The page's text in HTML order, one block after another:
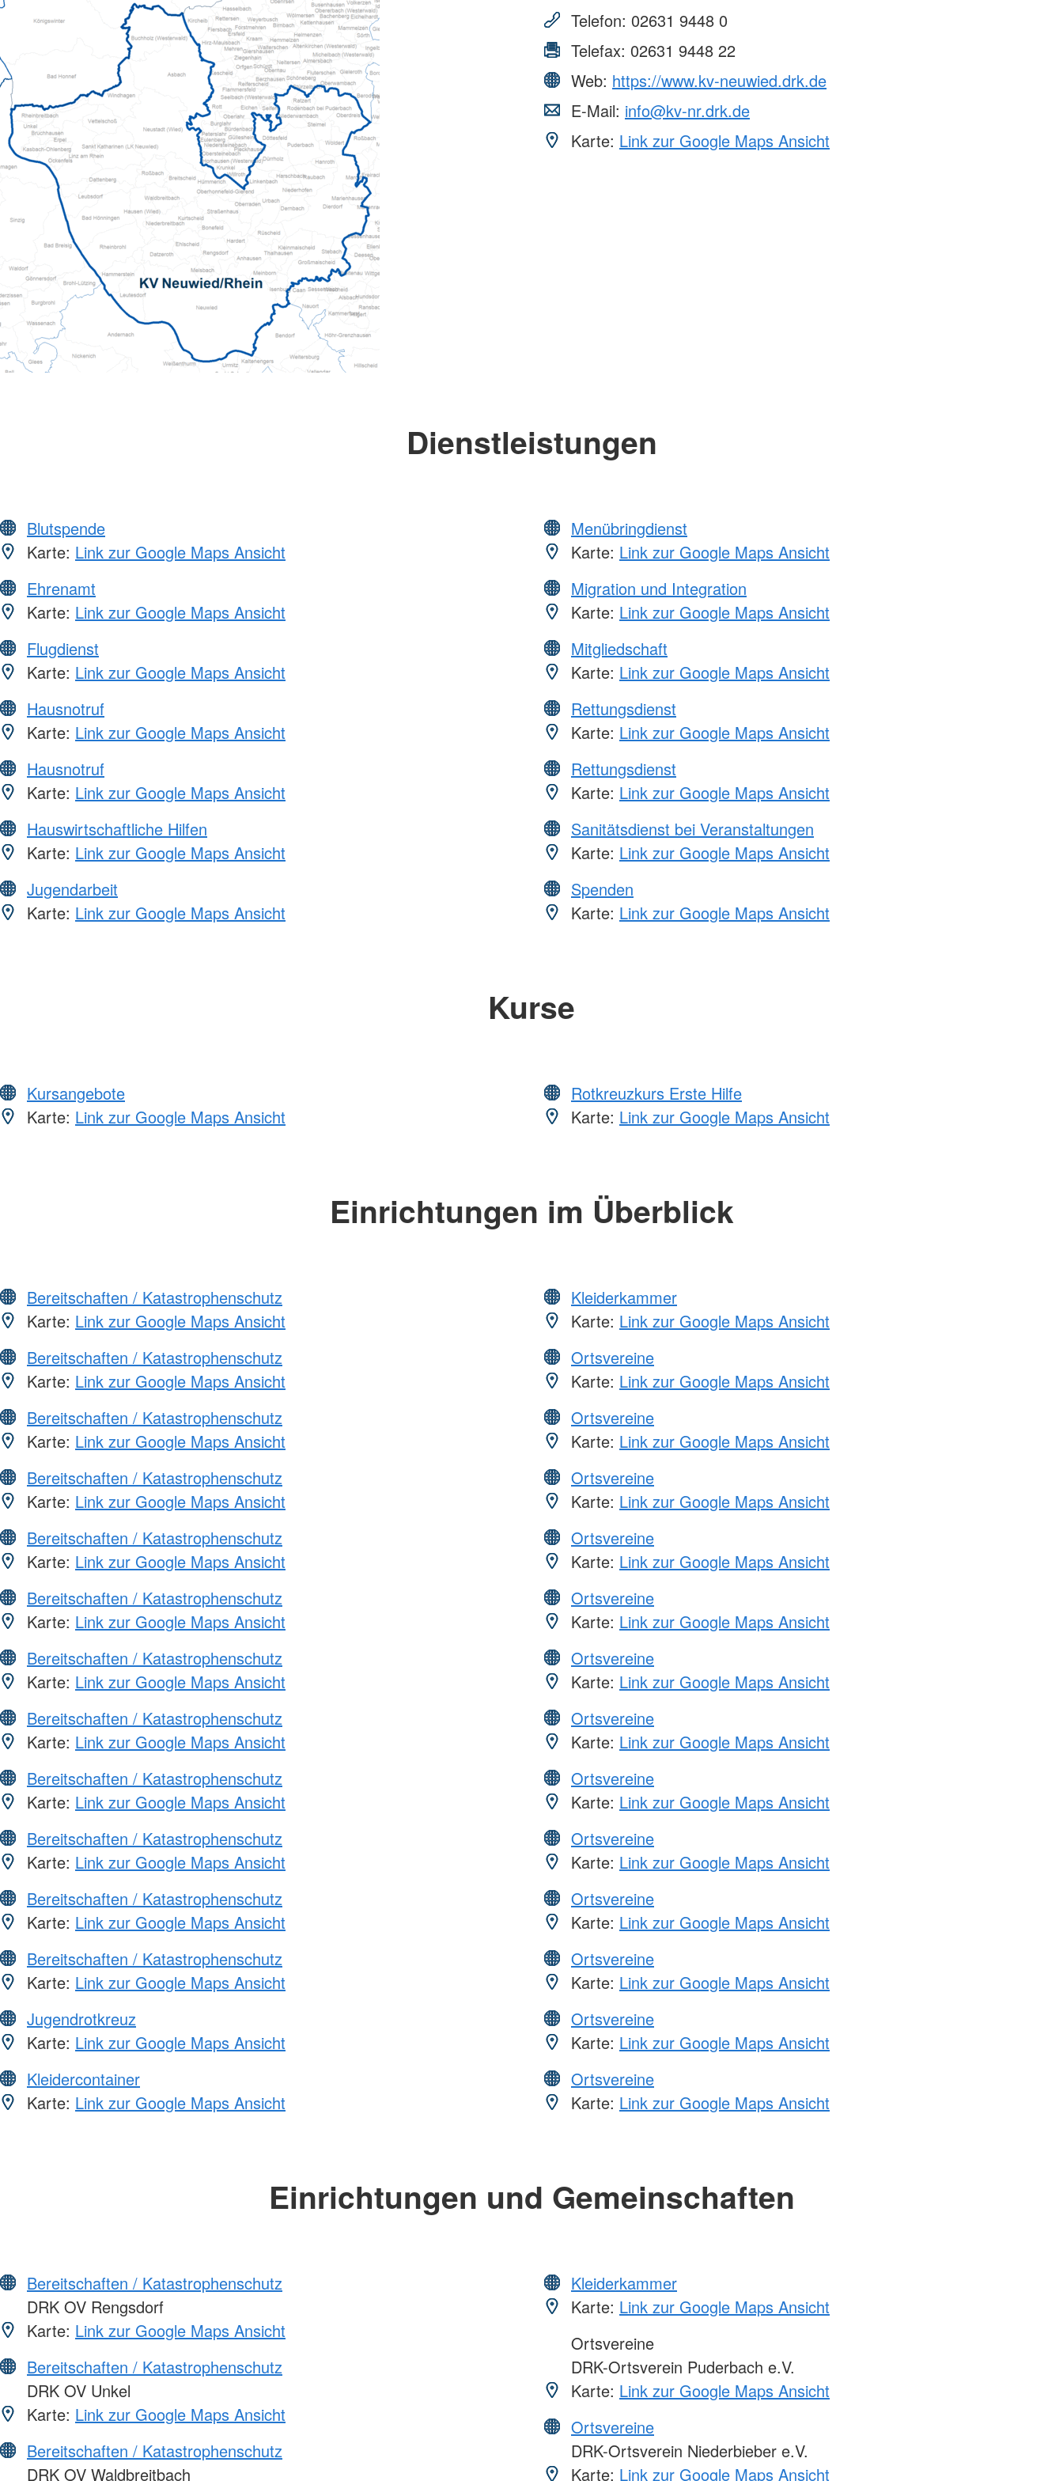
Hilfs-Mittel-Verleih
Servicewohnen-Sonnenpark
Telefon: 02631 9448 0
Telefax: 02631 9448 22
Web: https://www.kv-neuwied.drk.de
E-Mail: info@kv-nr.drk.de
Karte: Link zur Google Maps Ansicht
Dienstleistungen
Blutspende
Karte: Link zur Google Maps Ansicht
Ehrenamt
Karte: Link zur Google Maps Ansicht
Flugdienst
Karte: Link zur Google Maps Ansicht
Hausnotruf
Karte: Link zur Google Maps Ansicht
Hausnotruf
Karte: Link zur Google Maps Ansicht
Hauswirtschaftliche Hilfen
Karte: Link zur Google Maps Ansicht
Jugendarbeit
Karte: Link zur Google Maps Ansicht
Menübringdienst
Karte: Link zur Google Maps Ansicht
Migration und Integration
Karte: Link zur Google Maps Ansicht
Mitgliedschaft
Karte: Link zur Google Maps Ansicht
Rettungsdienst
Karte: Link zur Google Maps Ansicht
Rettungsdienst
Karte: Link zur Google Maps Ansicht
Sanitätsdienst bei Veranstaltungen
Karte: Link zur Google Maps Ansicht
Spenden
Karte: Link zur Google Maps Ansicht
Kurse
Kursangebote
Karte: Link zur Google Maps Ansicht
Rotkreuzkurs Erste Hilfe
Karte: Link zur Google Maps Ansicht
Einrichtungen im Überblick
Bereitschaften / Katastrophenschutz
Karte: Link zur Google Maps Ansicht
Bereitschaften / Katastrophenschutz
Karte: Link zur Google Maps Ansicht
Bereitschaften / Katastrophenschutz
Karte: Link zur Google Maps Ansicht
Bereitschaften / Katastrophenschutz
Karte: Link zur Google Maps Ansicht
Bereitschaften / Katastrophenschutz
Karte: Link zur Google Maps Ansicht
Bereitschaften / Katastrophenschutz
Karte: Link zur Google Maps Ansicht
Bereitschaften / Katastrophenschutz
Karte: Link zur Google Maps Ansicht
Bereitschaften / Katastrophenschutz
Karte: Link zur Google Maps Ansicht
Bereitschaften / Katastrophenschutz
Karte: Link zur Google Maps Ansicht
Bereitschaften / Katastrophenschutz
Karte: Link zur Google Maps Ansicht
Bereitschaften / Katastrophenschutz
Karte: Link zur Google Maps Ansicht
Bereitschaften / Katastrophenschutz
Karte: Link zur Google Maps Ansicht
Jugendrotkreuz
Karte: Link zur Google Maps Ansicht
Kleidercontainer
Karte: Link zur Google Maps Ansicht
Kleiderkammer
Karte: Link zur Google Maps Ansicht
Ortsvereine
Karte: Link zur Google Maps Ansicht
Ortsvereine
Karte: Link zur Google Maps Ansicht
Ortsvereine
Karte: Link zur Google Maps Ansicht
Ortsvereine
Karte: Link zur Google Maps Ansicht
Ortsvereine
Karte: Link zur Google Maps Ansicht
Ortsvereine
Karte: Link zur Google Maps Ansicht
Ortsvereine
Karte: Link zur Google Maps Ansicht
Ortsvereine
Karte: Link zur Google Maps Ansicht
Ortsvereine
Karte: Link zur Google Maps Ansicht
Ortsvereine
Karte: Link zur Google Maps Ansicht
Ortsvereine
Karte: Link zur Google Maps Ansicht
Ortsvereine
Karte: Link zur Google Maps Ansicht
Ortsvereine
Karte: Link zur Google Maps Ansicht
Einrichtungen und Gemeinschaften
Bereitschaften / Katastrophenschutz
DRK OV Rengsdorf
Karte: Link zur Google Maps Ansicht
Bereitschaften / Katastrophenschutz
DRK OV Unkel
Karte: Link zur Google Maps Ansicht
Bereitschaften / Katastrophenschutz
DRK OV Waldbreitbach
Kleiderkammer
Karte: Link zur Google Maps Ansicht
Ortsvereine
DRK-Ortsverein Puderbach e.V.
Karte: Link zur Google Maps Ansicht
Ortsvereine
DRK-Ortsverein Niederbieber e.V.
Karte: Link zur Google Maps Ansicht